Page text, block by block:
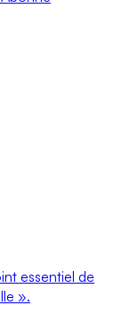
essentiel de
».